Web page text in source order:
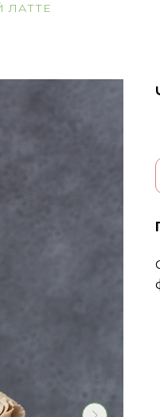
ЛАТТЕ